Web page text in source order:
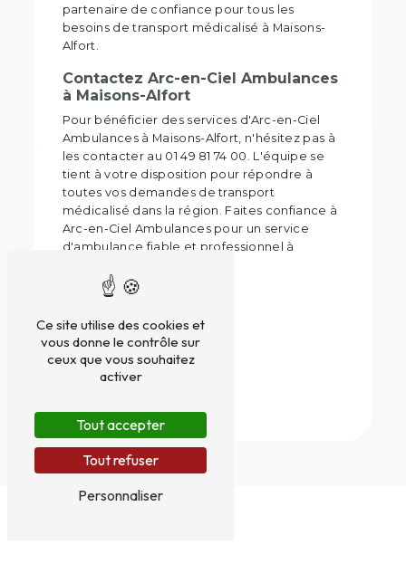
partenaire de confiance pour tous les
besoins de transport médicalisé à Maisons-
Alfort.
Contactez Arc-en-Ciel Ambulances
à Maisons-Alfort
Pour bénéficier des services d'Arc-en-Ciel
Ambulances à Maisons-Alfort, n'hésitez pas à
les contacter au 01 49 81 74 00. L'équipe se
tient à votre disposition pour répondre à
toutes vos demandes de transport
médicalisé dans la région. Faites confiance à
Arc-en-Ciel Ambulances pour un service
d'ambulance fiable et professionnel à
En savoir plus
Contactez-nous
Ce site utilise des cookies et
vous donne le contrôle sur
ceux que vous souhaitez
activer
Tout accepter
Tout refuser
Personnaliser